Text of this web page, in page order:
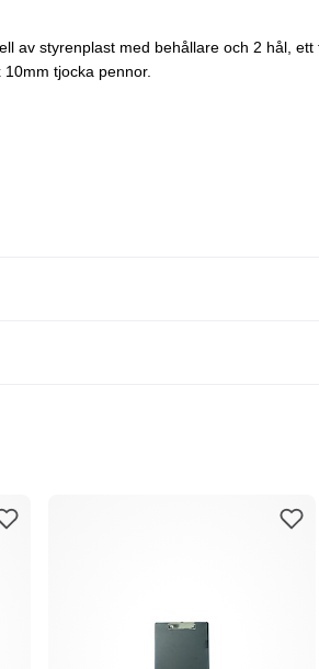
av styrenplast med behållare och 2 hål,
tjocka pennor.